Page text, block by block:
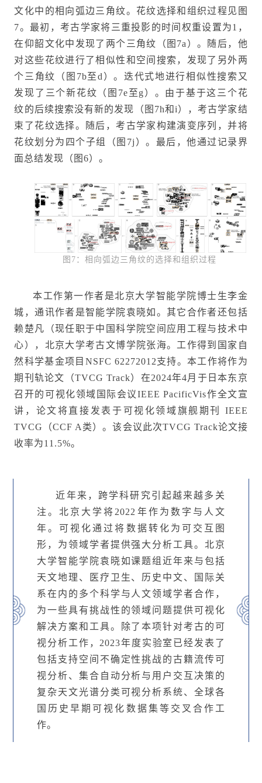
文化中的相向弧边三角纹。花纹选择和组织过程见图
7。最初，考古学家将三重投影的时间权重设置为1，
在仰韶文化中发现了两个三角纹（图7a）。随后，他
对这些花纹进行了相似性和空间搜索，发现了另外两
个三角纹（图7b至d）。迭代式地进行相似性搜索又
发现了三个新花纹（图7e至g）。由于基于这三个花
纹的后续搜索没有新的发现（图7h和i），考古学家结
束了花纹选择。随后，考古学家构建演变序列，并将
花纹划分为四个子组（图7j）。最后，他通过记录界
面总结发现（图6）。
图7：相向弧边三角纹的选择和组织过程
本工作第一作者是北京大学智能学院博士生李金
城，通讯作者是智能学院袁晓如。其它合作者还包括
赖楚凡（现任职于中国科学院空间应用工程与技术中
心），北京大学考古文博学院张海。工作得到国家自
然科学基金项目NSFC 62272012支持。本工作将作为
期刊轨论文（TVCG Track）在2024年4月于日本东京
召开的可视化领域国际会议IEEE PacificVis作全文宣
讲，论文将直接发表于可视化领域旗舰期刊 IEEE
TVCG（CCF A类）。该会议此次TVCG Track论文接
收率为11.5%。
近年来，跨学科研究引起越来越多关
注。北京大学将2022年作为数字与人文
年。可视化通过将数据转化为可交互图
形，为领域学者提供强大分析工具。北京
大学智能学院袁晓如课题组近年来与包括
天文地理、医疗卫生、历史中文、国际关
系在内的多个科学与人文领域学者合作，
为一些具有挑战性的领域问题提供可视化
解决方案和工具。除了本项针对考古的可
视分析工作，2023年度实验室已经发表了
包括支持空间不确定性挑战的古籍流传可
视分析、集合自动分析与用户交互决策的
复杂天文光谱分类可视分析系统、全球各
国历史早期可视化数据集等交叉合作工
作。